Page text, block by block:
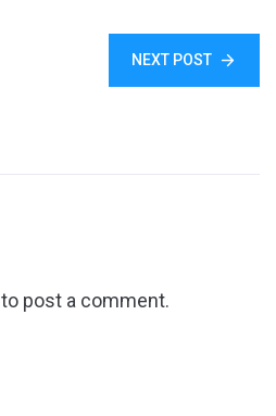
NEXT POST
to post a comment.